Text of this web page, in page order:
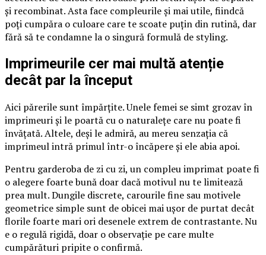
și recombinat. Asta face compleurile și mai utile, fiindcă
poți cumpăra o culoare care te scoate puțin din rutină, dar
fără să te condamne la o singură formulă de styling.
Imprimeurile cer mai multă atenție
decât par la început
Aici părerile sunt împărțite. Unele femei se simt grozav în
imprimeuri și le poartă cu o naturalețe care nu poate fi
învățată. Altele, deși le admiră, au mereu senzația că
imprimeul intră primul într-o încăpere și ele abia apoi.
Pentru garderoba de zi cu zi, un compleu imprimat poate fi
o alegere foarte bună doar dacă motivul nu te limitează
prea mult. Dungile discrete, carourile fine sau motivele
geometrice simple sunt de obicei mai ușor de purtat decât
florile foarte mari ori desenele extrem de contrastante. Nu
e o regulă rigidă, doar o observație pe care multe
cumpărături pripite o confirmă.